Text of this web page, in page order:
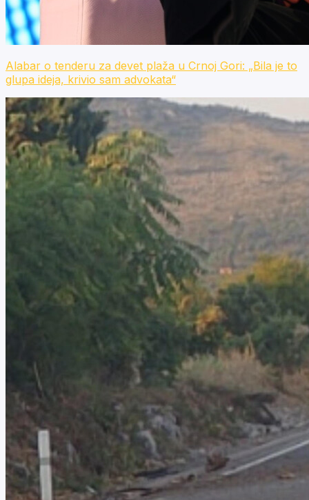
Alabar o tenderu za devet plaža u Crnoj Gori: „Bila je to
glupa ideja, krivio sam advokata“